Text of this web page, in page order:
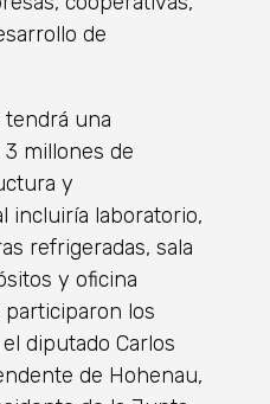
de
una
millones de
y
incluiría laboratorio,
refrigeradas, sala
y oficina
participaron los
diputado Carlos
de Hohenau,